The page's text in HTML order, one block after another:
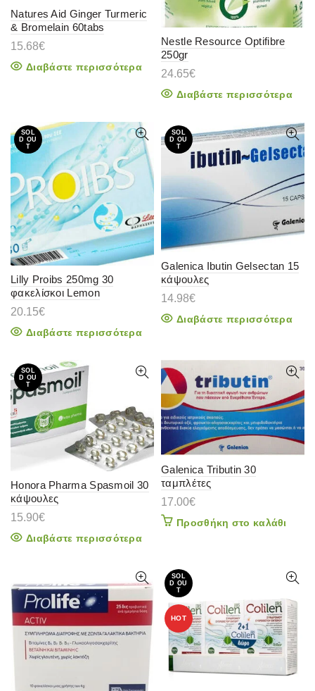
Natures Aid Ginger Turmeric
& Bromelain 60tabs
15.68€
Διαβάστε περισσότερα
Nestle Resource Optifibre
250gr
24.65€
Διαβάστε περισσότερα
SOL
D OU
T
Lilly Proibs 250mg 30
φακελίσκοι Lemon
20.15€
Διαβάστε περισσότερα
SOL
D OU
T
Galenica Ibutin Gelsectan 15
κάψουλες
14.98€
Διαβάστε περισσότερα
SOL
D OU
T
Honora Pharma Spasmoil 30
κάψουλες
15.90€
Διαβάστε περισσότερα
Galenica Tributin 30
ταμπλέτες
17.00€
Προσθήκη στο καλάθι
SOL
D OU
T
HOT